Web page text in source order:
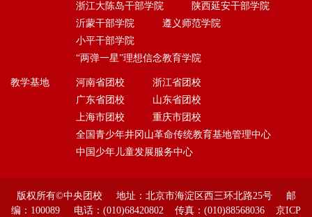
浙江大陈岛干部学院
陕西延安干部学院
沂蒙干部学院
遵义师范学院
小平干部学院
“两弹一星”理想信念教育学院
教学基地 河南省团校
浙江省团校
广东省团校
山东省团校
上海市团校
重庆市团校
全国青少年井冈山革命传统教育基地管理中心
中国少年儿童发展服务中心
版权所有©中央团校 地址：北京市海淀区西三环北路25号 邮
编：100089 电话：(010)68420802 传真：(010)88568036 京ICP